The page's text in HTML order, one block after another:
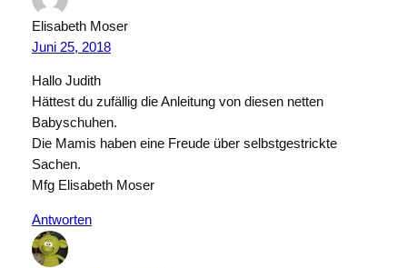
Elisabeth Moser
Juni 25, 2018
Hallo Judith
Hättest du zufällig die Anleitung von diesen netten
Babyschuhen.
Die Mamis haben eine Freude über selbstgestrickte
Sachen.
Mfg Elisabeth Moser
Antworten